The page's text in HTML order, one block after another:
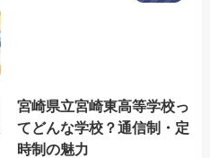
宮崎県立宮崎東高等学校っ
てどんな学校？通信制・定
時制の魅力